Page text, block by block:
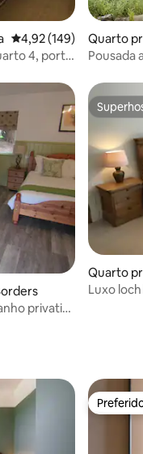
4,92 de uma avaliação
4,92 (149)
4, porta
Quarto
Pousada
privativa
Quarto
Luxo